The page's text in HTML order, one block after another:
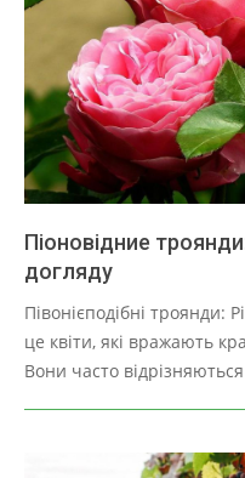
Піоновідние
догляду
28
Півонієподібні троянди:
це квіти, які вражають
Вони часто